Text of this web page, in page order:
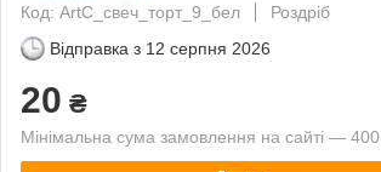
Код: ArtC_свеч_торт_9_бел
Роздріб
Відправка з 12 серпня 2026
20 ₴
Мінімальна сума замовлення на сайті —